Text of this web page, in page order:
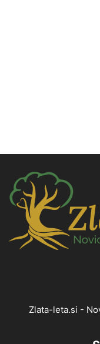
Zlata-leta.si -